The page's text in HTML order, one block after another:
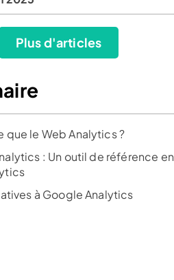
Plus d'articles
que le Web Analytics ?
: Un outil de référence en
à Google Analytics